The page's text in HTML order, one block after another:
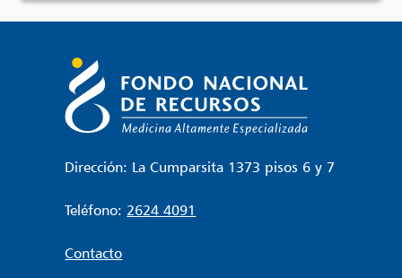
Dirección: La Cumparsita 1373 pisos 6 y 7
Teléfono: 2624 4091
Contacto